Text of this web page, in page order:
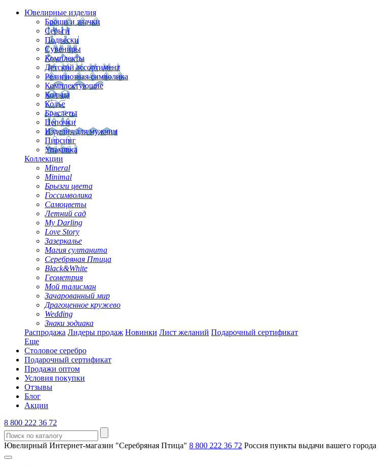
Ювелирные изделия
Броши и значки
Серьги
Подвески
Сувениры
Комплекты
Детский ассортимент
Религиозная символика
Комплектующие
Кольца
Колье
Браслеты
Цепочки
Изделия для мужчин
Пирсинг
Упаковка
Коллекции
Mineral
Minimal
Брызги цвета
Госсимволика
Самоцветы
Летний сад
My Darling
Love Story
Зазеркалье
Магия султанита
Серебряная Птица
Black&White
Геометрия
Мой талисман
Зачарованный мир
Драгоценное кружево
Wedding
Знаки зодиака
Распродажа Лидеры продаж Новинки Лист желаний Подарочный сертификат
Еще
Столовое серебро
Подарочный сертификат
Продажи оптом
Условия покупки
Отзывы
Блог
Акции
8 800 222 36 72
Ювелирный Интернет-магазин "Серебряная Птица" 8 800 222 36 72 Россия пункты выдачи вашего города